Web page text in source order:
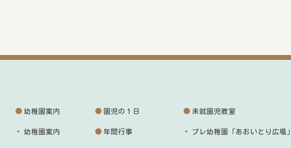
幼稚園案内
幼稚園案内
園児の１日
年間行事
未就園児教室
プレ幼稚園「あおいとり広場」